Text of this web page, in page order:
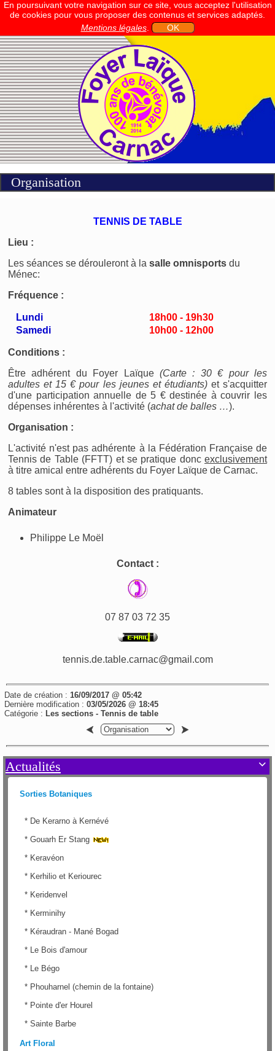
En poursuivant votre navigation sur ce site, vous acceptez l'utilisation
de cookies pour vous proposer des contenus et services adaptés.
Mentions légales. OK
Organisation
TENNIS DE TABLE
Lieu :
Les séances se dérouleront à la salle omnisports du
Ménec:
Fréquence :
Lundi
18h00 - 19h30
Samedi
10h00 - 12h00
Conditions :
Être adhérent du Foyer Laïque (Carte : 30 € pour les
adultes et 15 € pour les jeunes et étudiants) et s'acquitter
d'une participation annuelle de 5 € destinée à couvrir les
dépenses inhérentes à l'activité (achat de balles …).
Organisation :
L'activité n'est pas adhérente à la Fédération Française de
Tennis de Table (FFTT) et se pratique donc exclusivement
à titre amical entre adhérents du Foyer Laïque de Carnac.
8 tables sont à la disposition des pratiquants.
Animateur
Philippe Le Moël
Contact :
07 87 03 72 35
tennis.de.table.carnac@gmail.com
Date de création : 16/09/2017 @ 05:42
Dernière modification : 03/05/2026 @ 18:45
Catégorie : Les sections - Tennis de table

Actualités
Sorties Botaniques
* De Kerarno à Kernévé
* Gouarh Er Stang
* Keravéon
* Kerhilio et Keriourec
* Keridenvel
* Kerminihy
* Kéraudran - Mané Bogad
* Le Bois d'amour
* Le Bégo
* Phouharnel (chemin de la fontaine)
* Pointe d'er Hourel
* Sainte Barbe
Art Floral